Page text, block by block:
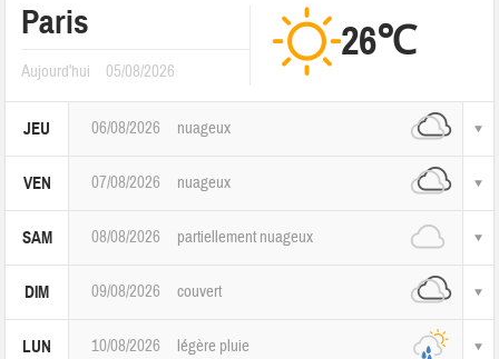
Paris
Aujourd'hui 05/08/2026
26℃
JEU 06/08/2026 nuageux
VEN 07/08/2026 nuageux
SAM 08/08/2026 partiellement nuageux
DIM 09/08/2026 couvert
LUN 10/08/2026 légère pluie